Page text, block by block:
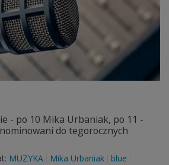
- po 10 Mika Urbaniak, po 11 -
do tegorocznych
MUZYKA Mika Urbaniak blue